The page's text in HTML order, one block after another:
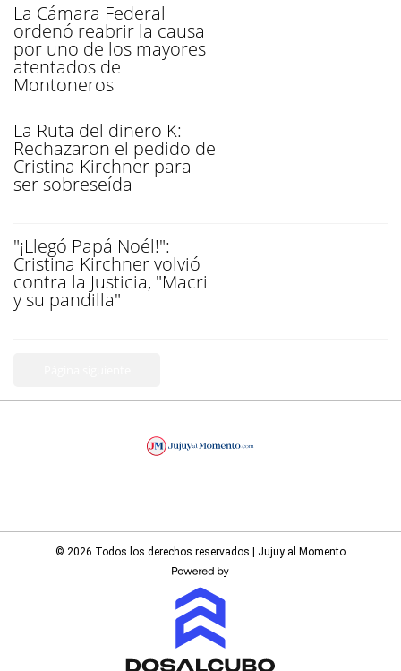
La Cámara Federal
ordenó reabrir la causa
por uno de los mayores
atentados de
Montoneros
La Ruta del dinero K:
Rechazaron el pedido de
Cristina Kirchner para
ser sobreseída
"¡Llegó Papá Noél!":
Cristina Kirchner volvió
contra la Justicia, "Macri
y su pandilla"
© 2026 Todos los derechos reservados | Jujuy al Momento